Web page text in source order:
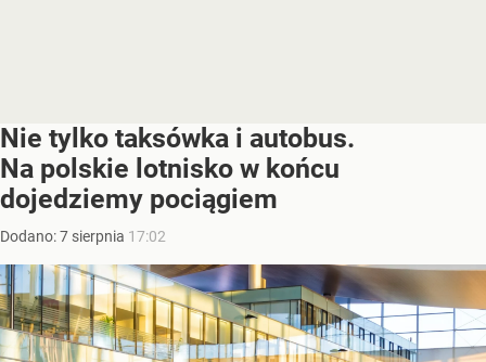
Nie tylko taksówka i autobus.
Na polskie lotnisko w końcu
dojedziemy pociągiem
Dodano:7 sierpnia 17:02